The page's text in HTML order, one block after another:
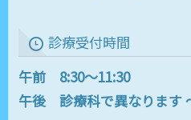
診療受付時間
午前 8:30～11:30
午後 診療科で異なります